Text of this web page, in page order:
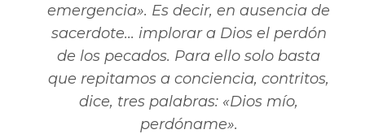
emergencia». Es decir, en ausencia de
sacerdote... implorar a Dios el perdón
de los pecados. Para ello solo basta
que repitamos a conciencia, contritos,
dice, tres palabras: «Dios mío,
perdóname».